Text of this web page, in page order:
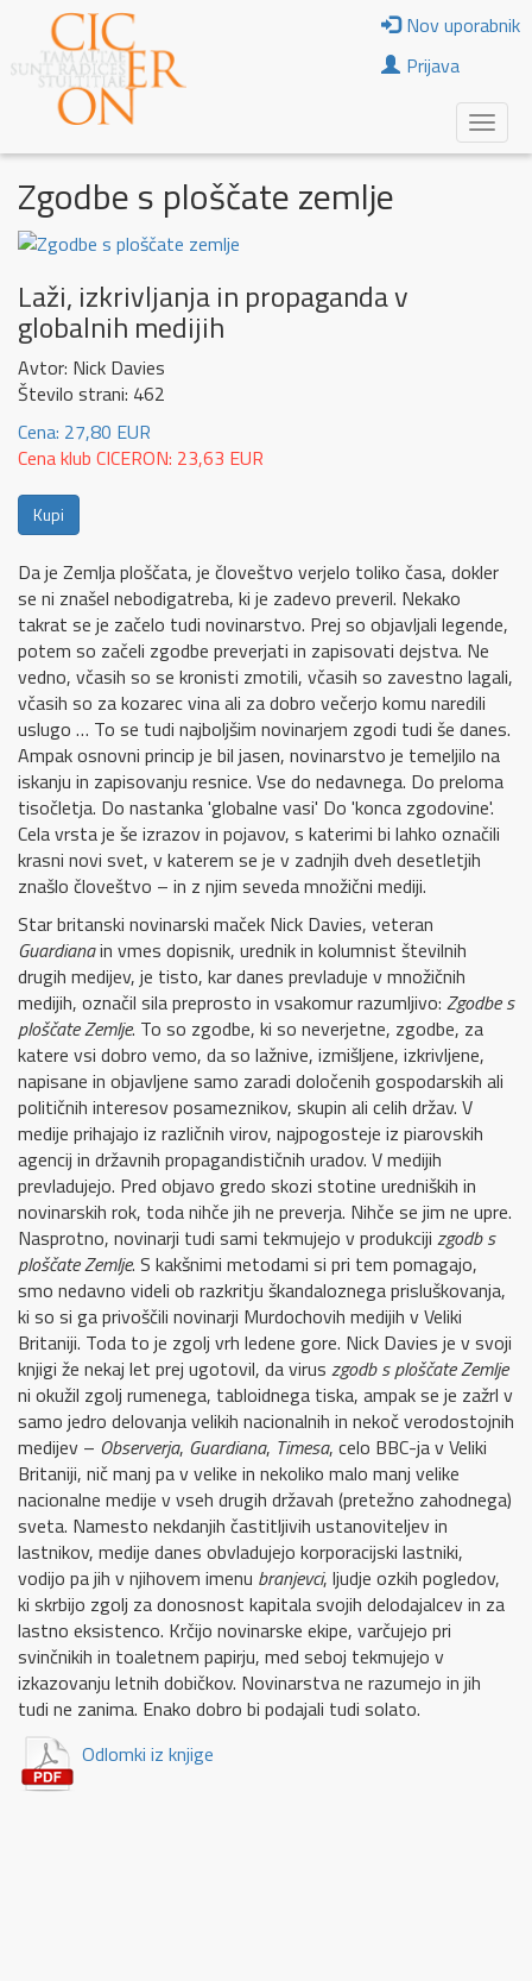
Nov uporabnik
Prijava
Zgodbe s ploščate zemlje
Laži, izkrivljanja in propaganda v
globalnih medijih
Avtor: Nick Davies
Število strani: 462
Cena: 27,80 EUR
Cena klub CICERON: 23,63 EUR
Kupi
Da je Zemlja ploščata, je človeštvo verjelo toliko časa, dokler
se ni znašel nebodigatreba, ki je zadevo preveril. Nekako
takrat se je začelo tudi novinarstvo. Prej so objavljali legende,
potem so začeli zgodbe preverjati in zapisovati dejstva. Ne
vedno, včasih so se kronisti zmotili, včasih so zavestno lagali,
včasih so za kozarec vina ali za dobro večerjo komu naredili
uslugo … To se tudi najboljšim novinarjem zgodi tudi še danes.
Ampak osnovni princip je bil jasen, novinarstvo je temeljilo na
iskanju in zapisovanju resnice. Vse do nedavnega. Do preloma
tisočletja. Do nastanka 'globalne vasi' Do 'konca zgodovine'.
Cela vrsta je še izrazov in pojavov, s katerimi bi lahko označili
krasni novi svet, v katerem se je v zadnjih dveh desetletjih
znašlo človeštvo – in z njim seveda množični mediji.
Star britanski novinarski maček Nick Davies, veteran
Guardianain vmes dopisnik, urednik in kolumnist številnih
drugih medijev, je tisto, kar danes prevladuje v množičnih
medijih, označil sila preprosto in vsakomur razumljivo: Zgodbe s
ploščate Zemlje. To so zgodbe, ki so neverjetne, zgodbe, za
katere vsi dobro vemo, da so lažnive, izmišljene, izkrivljene,
napisane in objavljene samo zaradi določenih gospodarskih ali
političnih interesov posameznikov, skupin ali celih držav. V
medije prihajajo iz različnih virov, najpogosteje iz piarovskih
agencij in državnih propagandističnih uradov. V medijih
prevladujejo. Pred objavo gredo skozi stotine uredniških in
novinarskih rok, toda nihče jih ne preverja. Nihče se jim ne upre.
Nasprotno, novinarji tudi sami tekmujejo v produkciji zgodb s
ploščate Zemlje. S kakšnimi metodami si pri tem pomagajo,
smo nedavno videli ob razkritju škandaloznega prisluškovanja,
ki so si ga privoščili novinarji Murdochovih medijih v Veliki
Britaniji. Toda to je zgolj vrh ledene gore. Nick Davies je v svoji
knjigi že nekaj let prej ugotovil, da virus zgodb s ploščate Zemlje
ni okužil zgolj rumenega, tabloidnega tiska, ampak se je zažrl v
samo jedro delovanja velikih nacionalnih in nekoč verodostojnih
medijev – Observerja, Guardiana, Timesa, celo BBC-ja v Veliki
Britaniji, nič manj pa v velike in nekoliko malo manj velike
nacionalne medije v vseh drugih državah (pretežno zahodnega)
sveta. Namesto nekdanjih častitljivih ustanoviteljev in
lastnikov, medije danes obvladujejo korporacijski lastniki,
vodijo pa jih v njihovem imenu branjevci, ljudje ozkih pogledov,
ki skrbijo zgolj za donosnost kapitala svojih delodajalcev in za
lastno eksistenco. Krčijo novinarske ekipe, varčujejo pri
svinčnikih in toaletnem papirju, med seboj tekmujejo v
izkazovanju letnih dobičkov. Novinarstva ne razumejo in jih
tudi ne zanima. Enako dobro bi podajali tudi solato.
Odlomki iz knjige